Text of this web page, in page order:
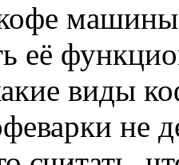
машины
её
виды
не